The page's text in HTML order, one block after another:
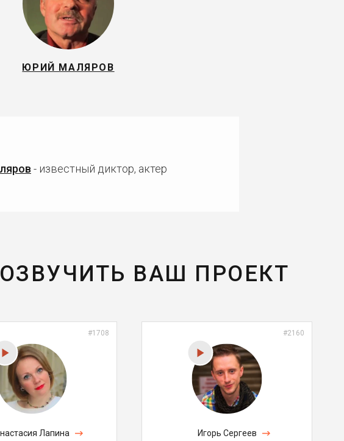
ЮРИЙ МАЛЯРОВ
- известный диктор, актер
ВАШ ПРОЕКТ
#1708
Лапина
#2160
Игорь Сергеев